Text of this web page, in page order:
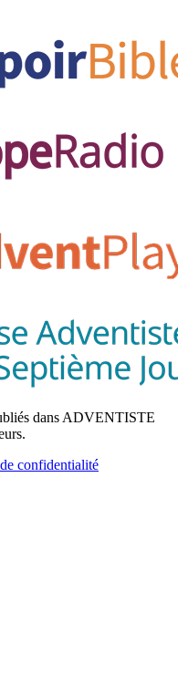
dans ADVENTISTE
confidentialité